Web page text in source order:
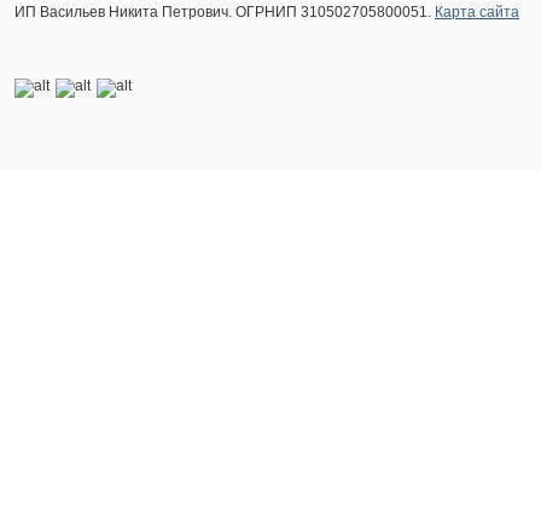
ИП Васильев Никита Петрович. ОГРНИП 310502705800051. Карта сайта